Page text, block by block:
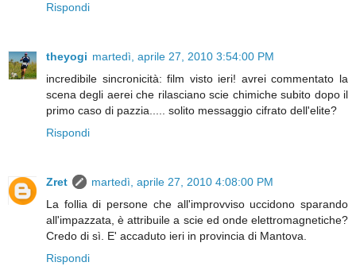
Rispondi
theyogi martedì, aprile 27, 2010 3:54:00 PM
incredibile sincronicità: film visto ieri! avrei commentato la
scena degli aerei che rilasciano scie chimiche subito dopo il
primo caso di pazzia..... solito messaggio cifrato dell'elite?
Rispondi
Zret
martedì, aprile 27, 2010 4:08:00 PM
La follia di persone che all'improvviso uccidono sparando
all'impazzata, è attribuile a scie ed onde elettromagnetiche?
Credo di sì. E' accaduto ieri in provincia di Mantova.
Rispondi